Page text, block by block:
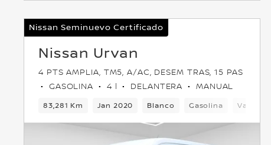
Nissan Seminuevo Certificado
Nissan Urvan
4 PTS AMPLIA, TM5, A/AC, DESEM TRAS, 15 PAS
GASOLINA
4 l DELANTERA MANUAL
83,281 Km Jan 2020 Blanco Gasolina Van